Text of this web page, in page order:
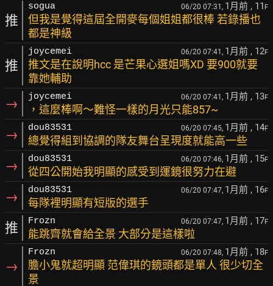
推
sogua 06/20 07:31, 1月前 , 11 F
但我是覺得這屆全開麥每個姐姐都很棒 若錄播也
都是神級
推
joycemei 06/20 07:41, 1月前 , 12F
推文是在說明hcc 是芒果心選姐嗎XD 要900就要
靠她輔助
→ joycemei 06/20 07:41, 1月前 , 13F
，這麼棒啊～難怪一樣的月光只能857~
→ dou83531 06/20 07:45, 1月前 , 14F
總覺得組到協調的隊友舞台呈現度就能高一些
→ dou83531 06/20 07:46, 1月前 , 15F
從四公開始我明顯的感受到運鏡很努力在避
→ dou83531 06/20 07:47, 1月前 , 16F
每隊裡明顯有短版的選手
推 Frozn 06/20 07:47, 1月前 , 17F
能跳齊就會給全景 大部分是這樣啦
→
Frozn 06/20 07:48, 1月前 , 18F
膽小鬼就超明顯 范偉琪的鏡頭都是單人 很少切全
景